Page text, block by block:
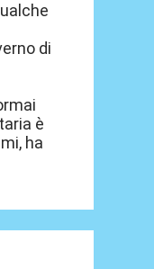
di
è
ha